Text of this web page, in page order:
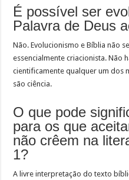
É possível ser
Palavra de Deus
Não. Evolucionismo e Bíblia não
essencialmente criacionista. Não
cientificamente qualquer um dos
são ciência.
O que pode
para os que
não crêem na
1?
A livre interpretação do texto